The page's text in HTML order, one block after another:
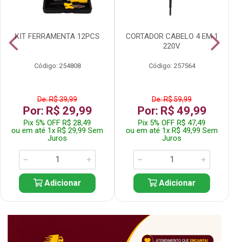
KIT FERRAMENTA 12PCS
Código: 254808
De: R$ 39,99
Por: R$ 29,99
Pix 5% OFF R$ 28,49
ou em até 1x R$ 29,99 Sem
Juros
Adicionar
CORTADOR CABELO 4 EM 1
220V
Código: 257564
De: R$ 59,99
Por: R$ 49,99
Pix 5% OFF R$ 47,49
ou em até 1x R$ 49,99 Sem
Juros
Adicionar